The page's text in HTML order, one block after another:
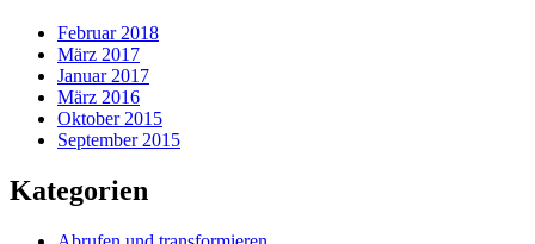
Februar 2018
März 2017
Januar 2017
März 2016
Oktober 2015
September 2015
Kategorien